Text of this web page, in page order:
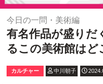
今日の一問・美術編
有名作品が盛りだ
るこの美術館はど
カルチャー 中川朝子